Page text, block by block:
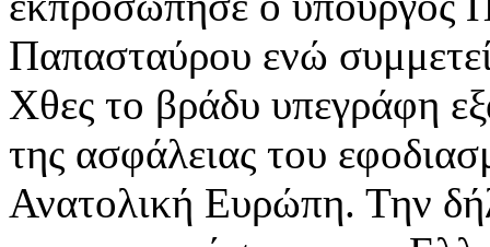
Παπασταύρου ενώ
Χθες το βράδυ υπεγράφη
της ασφάλειας του
Ανατολική Ευρώπη. Την